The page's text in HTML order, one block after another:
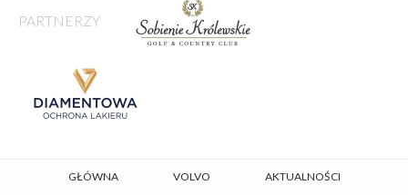
PARTNERZY
GŁÓWNA VOLVO AKTUALNOŚCI